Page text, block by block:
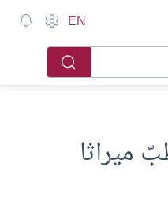
EN
ميراثا